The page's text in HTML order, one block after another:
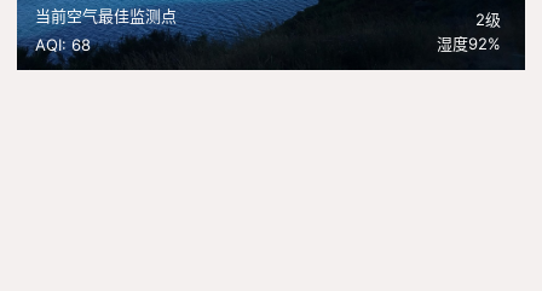
当前空气最佳监测点
AQI: 68
2级
湿度92%